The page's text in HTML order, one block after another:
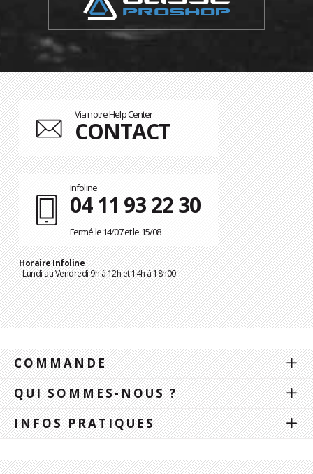
Via notre Help Center
CONTACT
Infoline
04 11 93 22 30
Fermé le 14/07 et le 15/08
Horaire Infoline
: Lundi au Vendredi 9h à 12h et 14h à 18h00
COMMANDE
QUI SOMMES-NOUS ?
INFOS PRATIQUES